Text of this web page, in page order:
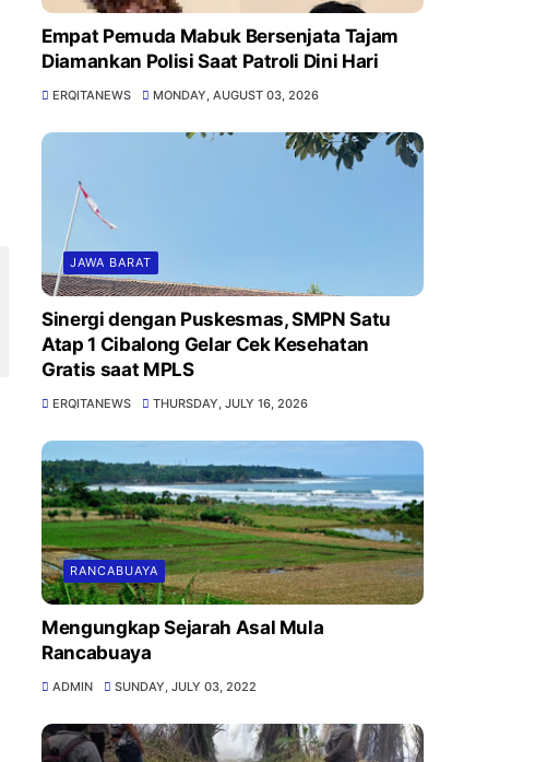
Empat Pemuda Mabuk Bersenjata Tajam
Diamankan Polisi Saat Patroli Dini Hari
ERQITANEWS MONDAY, AUGUST 03, 2026
JAWA BARAT
Sinergi dengan Puskesmas, SMPN Satu
Atap 1 Cibalong Gelar Cek Kesehatan
Gratis saat MPLS
ERQITANEWS THURSDAY, JULY 16, 2026
RANCABUAYA
Mengungkap Sejarah Asal Mula
Rancabuaya
ADMIN SUNDAY, JULY 03, 2022